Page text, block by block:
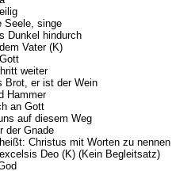
Seele, singe
Dunkel hindurch
Vater (K)
weiter
Brot, er ist der Wein
Hammer
an Gott
auf diesem Weg
der Gnade
Christus mit Worten zu nennen
Deo (K) (Kein Begleitsatz)